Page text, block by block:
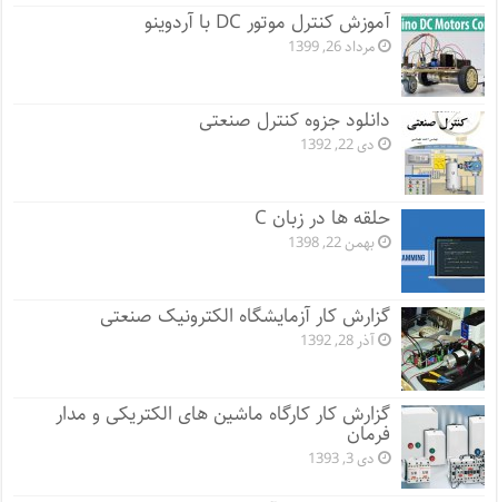
آموزش کنترل موتور DC با آردوینو
مرداد 26, 1399
دانلود جزوه کنترل صنعتی
دی 22, 1392
حلقه ها در زبان C
بهمن 22, 1398
گزارش کار آزمایشگاه الکترونیک صنعتی
آذر 28, 1392
گزارش کار کارگاه ماشین های الکتریکی و مدار
فرمان
دی 3, 1393